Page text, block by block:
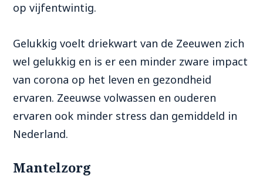
op vijfentwintig.
Gelukkig voelt driekwart van de Zeeuwen zich
wel gelukkig en is er een minder zware impact
van corona op het leven en gezondheid
ervaren. Zeeuwse volwassen en ouderen
ervaren ook minder stress dan gemiddeld in
Nederland.
Mantelzorg